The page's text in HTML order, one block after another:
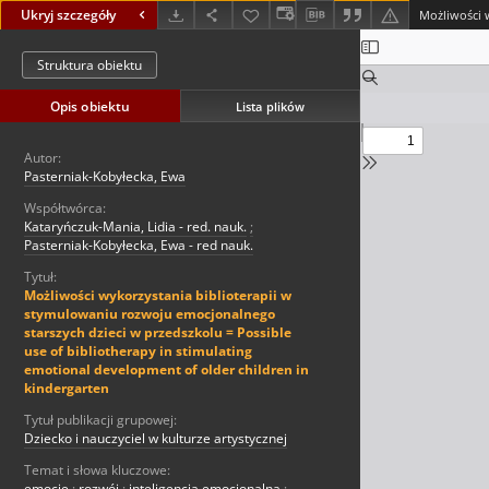
Ukryj szczegóły
Struktura obiektu
Opis obiektu Lista plików
Autor:
Pasterniak-Kobyłecka, Ewa
Współtwórca:
Kataryńczuk-Mania, Lidia - red. nauk. ;
Pasterniak-Kobyłecka, Ewa - red nauk.
Tytuł:
Możliwości wykorzystania biblioterapii w
stymulowaniu rozwoju emocjonalnego
starszych dzieci w przedszkolu = Possible
use of bibliotherapy in stimulating
emotional development of older children in
kindergarten
Tytuł publikacji grupowej:
Dziecko i nauczyciel w kulturze artystycznej
Temat i słowa kluczowe: